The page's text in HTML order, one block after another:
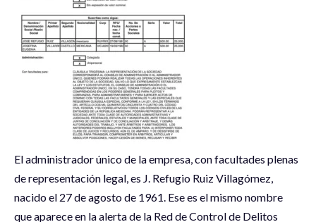
El administrador único de la empresa, con facultades plenas
de representación legal, es J. Refugio Ruiz Villagómez,
nacido el 27 de agosto de 1961. Ese es el mismo nombre
que aparece en la alerta de la Red de Control de Delitos